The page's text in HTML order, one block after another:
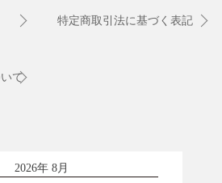
特定商取引法に基づく表記
て
2026年 8月